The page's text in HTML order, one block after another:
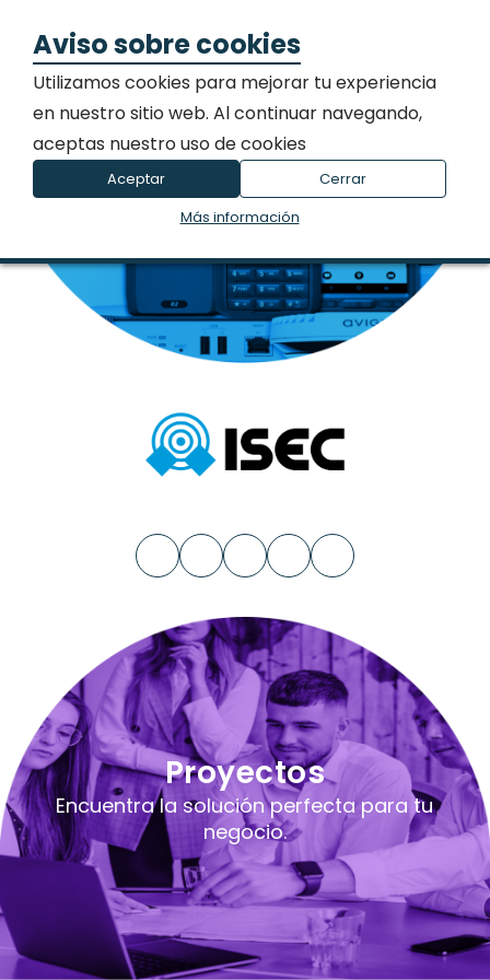
Aviso sobre cookies
Utilizamos cookies para mejorar tu experiencia
en nuestro sitio web. Al continuar navegando,
aceptas nuestro uso de cookies
Aceptar
Cerrar
Más información
Distribuidores
Encuentra aquí todo nuestro catálogo
de productos.
Proyectos
Encuentra la solución perfecta para tu
negocio.